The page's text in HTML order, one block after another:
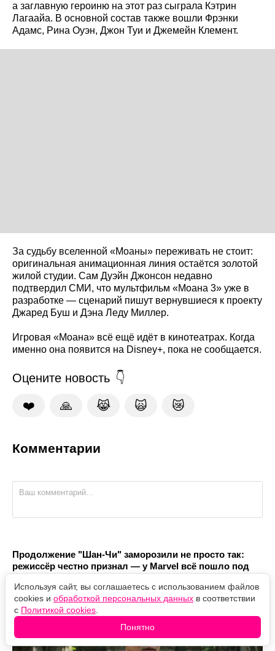
а заглавную героиню на этот раз сыграла Кэтрин
Лагаайа. В основной состав также вошли Фрэнки
Адамс, Рина Оуэн, Джон Туи и Джемейн Клемент.
За судьбу вселенной «Моаны» переживать не стоит:
оригинальная анимационная линия остаётся золотой
жилой студии. Сам Дуэйн Джонсон недавно
подтвердил СМИ, что мультфильм «Моана 3» уже в
разработке — сценарий пишут вернувшиеся к проекту
Джаред Буш и Дэна Леду Миллер.
Игровая «Моана» всё ещё идёт в кинотеатрах. Когда
именно она появится на Disney+, пока не сообщается.
Оцените новость
❤️ 🙏 😹 🙀 😿
Комментарии
Продолжение "Шан-Чи" заморозили не просто так:
режиссёр честно признал — у Marvel всё пошло под
Используя сайт, вы соглашаетесь с использованием файлов
cookies и обработкой персональных данных в соответствии
с Политикой cookies
Понятно